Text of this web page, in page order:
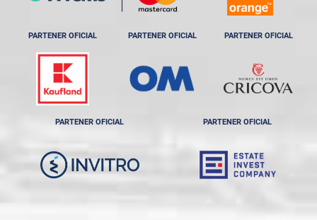
PARTENER OFICIAL PARTENER OFICIAL PARTENER OFICIAL
PARTENER OFICIAL PARTENER OFICIAL